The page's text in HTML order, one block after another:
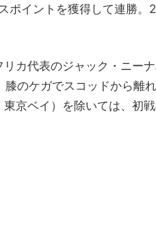
ポイントを獲得して連勝。
カ代表のジャック・ニー
のケガでスコッドから離
京ベイ）を除いては、初